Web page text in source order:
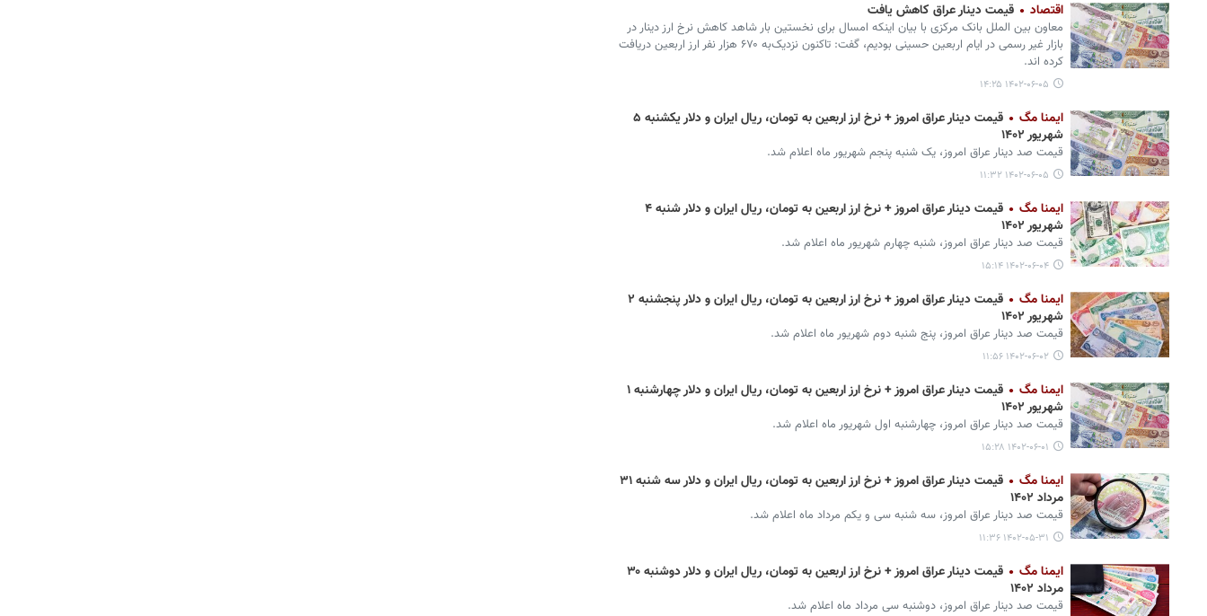
اقتصاد قیمت دینار عراق کاهش یافت
معاون بین الملل بانک مرکزی با بیان اینکه امسال برای نخستین بار شاهد کاهش نرخ ارز دینار در
بازار غیر رسمی در ایام اربعین حسینی بودیم، گفت: تاکنون نزدیک‌به ۶۷۰ هزار نفر ارز اربعین دریافت
کرده اند.
۱۴۰۲-۰۶-۰۵ ۱۴:۲۵
ایمنا مگ
قیمت دینار عراق امروز + نرخ ارز اربعین به تومان، ریال ایران و دلار یکشنبه ۵
شهریور ۱۴۰۲
قیمت صد دینار عراق امروز، یک شنبه پنجم شهریور ماه اعلام شد.
۱۴۰۲-۰۶-۰۵ ۱۱:۳۲
ایمنا مگ
قیمت دینار عراق امروز + نرخ ارز اربعین به تومان، ریال ایران و دلار شنبه ۴
شهریور ۱۴۰۲
قیمت صد دینار عراق امروز، شنبه چهارم شهریور ماه اعلام شد.
۱۴۰۲-۰۶-۰۴ ۱۵:۱۴
ایمنا مگ
قیمت دینار عراق امروز + نرخ ارز اربعین به تومان، ریال ایران و دلار پنجشنبه ۲
شهریور ۱۴۰۲
قیمت صد دینار عراق امروز، پنج شنبه دوم شهریور ماه اعلام شد.
۱۴۰۲-۰۶-۰۲ ۱۱:۵۶
ایمنا مگ
قیمت دینار عراق امروز + نرخ ارز اربعین به تومان، ریال ایران و دلار چهارشنبه ۱
شهریور ۱۴۰۲
قیمت صد دینار عراق امروز، چهارشنبه اول شهریور ماه اعلام شد.
۱۴۰۲-۰۶-۰۱ ۱۵:۲۸
ایمنا مگ
قیمت دینار عراق امروز + نرخ ارز اربعین به تومان، ریال ایران و دلار سه شنبه ۳۱
مرداد ۱۴۰۲
قیمت صد دینار عراق امروز، سه شنبه سی و یکم مرداد ماه اعلام شد.
۱۴۰۲-۰۵-۳۱ ۱۱:۳۶
ایمنا مگ
قیمت دینار عراق امروز + نرخ ارز اربعین به تومان، ریال ایران و دلار دوشنبه ۳۰
مرداد ۱۴۰۲
قیمت صد دینار عراق امروز، دوشنبه سی مرداد ماه اعلام شد.